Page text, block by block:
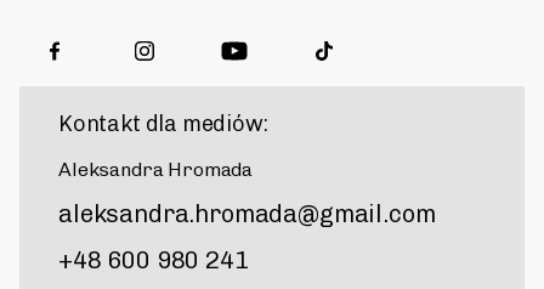
Kontakt dla mediów:
Aleksandra Hromada
aleksandra.hromada@gmail.com
+48 600 980 241